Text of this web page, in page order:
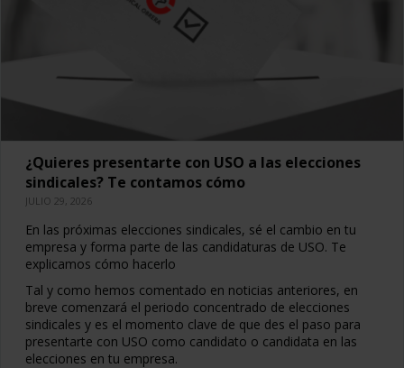
¿Quieres presentarte con USO a las elecciones
sindicales? Te contamos cómo
JULIO 29, 2026
En las próximas elecciones sindicales, sé el cambio en tu
empresa y forma parte de las candidaturas de USO. Te
explicamos cómo hacerlo
Tal y como hemos comentado en noticias anteriores, en
breve comenzará el periodo concentrado de elecciones
sindicales y es el momento clave de que des el paso para
presentarte con USO como candidato o candidata en las
elecciones en tu empresa.